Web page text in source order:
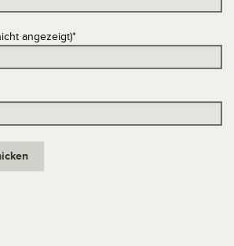
angezeigt)*